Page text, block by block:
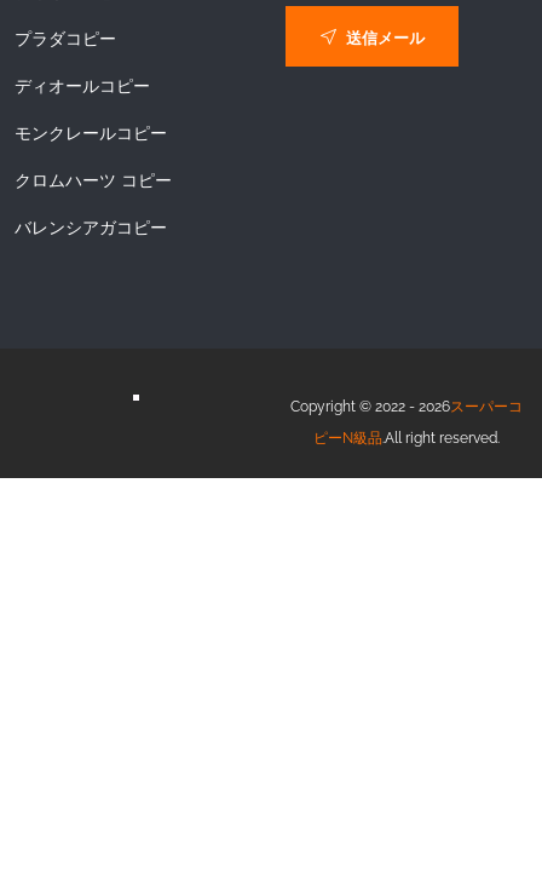
プラダコピー
ディオールコピー
モンクレールコピー
クロムハーツ コピー
バレンシアガコピー
送信メール
Copyright © 2022 - 2026スーパーコ
ピーN級品.All right reserved.